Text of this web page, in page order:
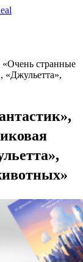
странные
«Джульетта»,